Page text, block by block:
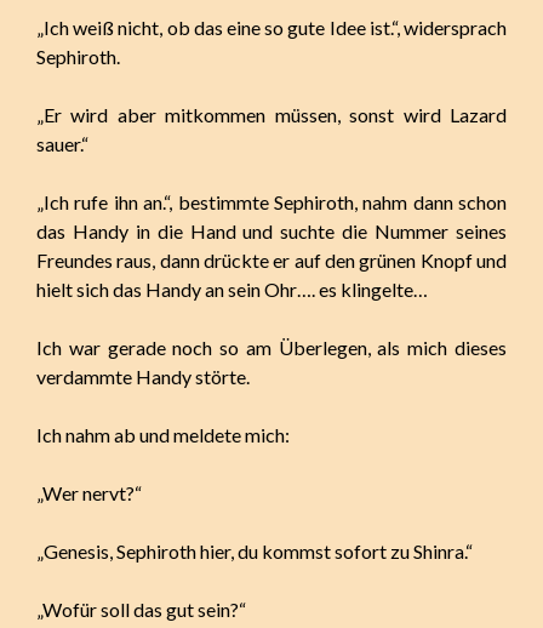
„Ich weiß nicht, ob das eine so gute Idee ist.“, widersprach
Sephiroth.
„Er wird aber mitkommen müssen, sonst wird Lazard
sauer.“
„Ich rufe ihn an.“, bestimmte Sephiroth, nahm dann schon
das Handy in die Hand und suchte die Nummer seines
Freundes raus, dann drückte er auf den grünen Knopf und
hielt sich das Handy an sein Ohr…. es klingelte…
Ich war gerade noch so am Überlegen, als mich dieses
verdammte Handy störte.
Ich nahm ab und meldete mich:
„Wer nervt?“
„Genesis, Sephiroth hier, du kommst sofort zu Shinra.“
„Wofür soll das gut sein?“